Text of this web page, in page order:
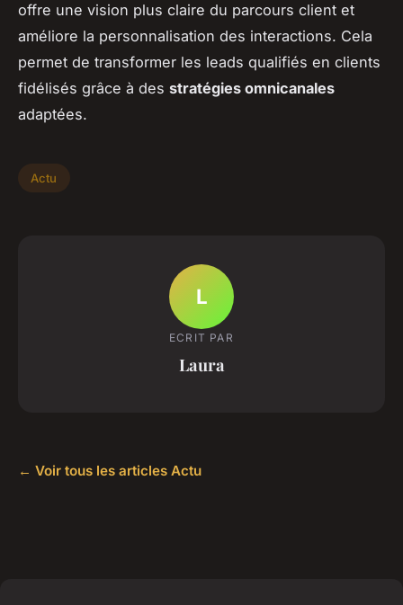
offre une vision plus claire du parcours client et
améliore la personnalisation des interactions. Cela
permet de transformer les leads qualifiés en clients
fidélisés grâce à des stratégies omnicanales
adaptées.
Actu
L
ECRIT PAR
Laura
← Voir tous les articles Actu